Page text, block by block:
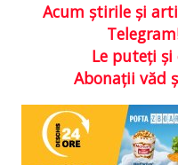
Acum ştirile şi
Le puteţi şi
Abonaţii văd